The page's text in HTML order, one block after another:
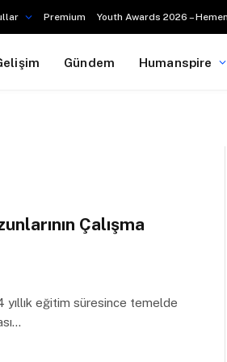
Premium Youth Awards 2026 –
Gündem Humanspire
Çalışma
eğitim süresince temelde